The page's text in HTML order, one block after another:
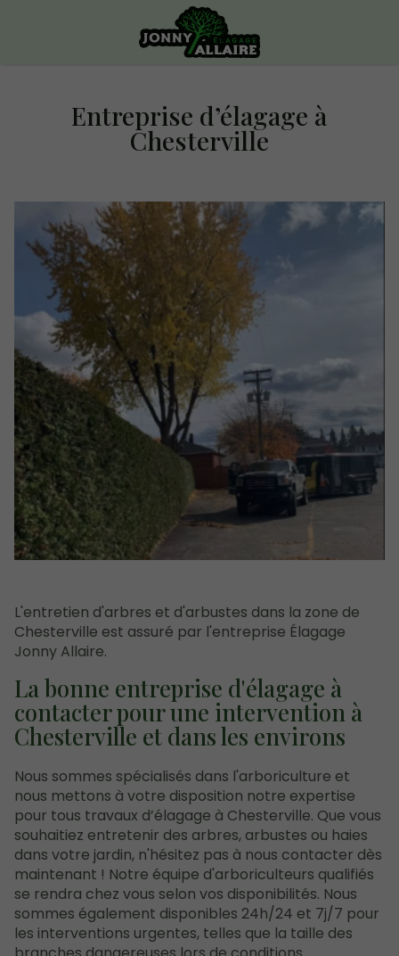
Entreprise d’élagage à
Chesterville
L'entretien d'arbres et d'arbustes dans la zone de
Chesterville est assuré par l'entreprise Élagage
Jonny Allaire.
La bonne entreprise d'élagage à
contacter pour une intervention à
Chesterville et dans les environs
Nous sommes spécialisés dans l'arboriculture et
nous mettons à votre disposition notre expertise
pour tous travaux d’élagage à Chesterville. Que vous
souhaitiez entretenir des arbres, arbustes ou haies
dans votre jardin, n'hésitez pas à nous contacter dès
maintenant ! Notre équipe d'arboriculteurs qualifiés
se rendra chez vous selon vos disponibilités. Nous
sommes également disponibles 24h/24 et 7j/7 pour
les interventions urgentes, telles que la taille des